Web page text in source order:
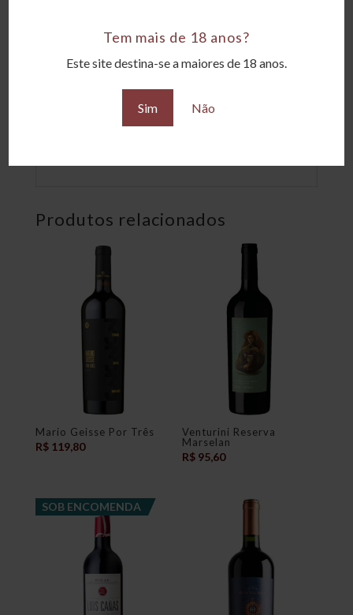
Tem mais de 18 anos?
Este site destina-se a maiores de 18 anos.
Sim Não
Teor alcoólico
Produtos relacionados
Mario Geisse Por Três
R$119,80
Venturini Reserva
Marselan
R$ 95,60
SOB ENCOMENDA